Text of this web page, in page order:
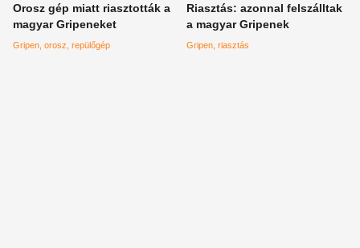
Orosz gép miatt riasztották a
magyar Gripeneket
Gripen orosz repülőgép
Riasztás: azonnal felszálltak
a magyar Gripenek
Gripen riasztás